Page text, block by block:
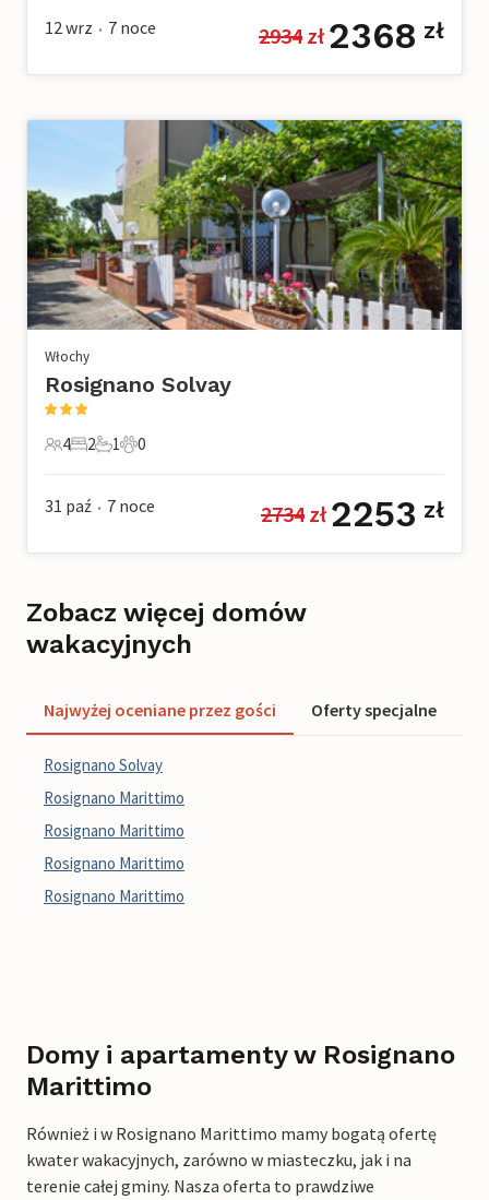
12 wrz • 7 noce 2934 zł 2368 zł
Włochy
Rosignano Solvay
4 Goście
4
2 Sypialnie
2
1 Łazienka
1
0 Zwierzęta domowe
0
31 paź • 7 noce 2734 zł 2253 zł
Zobacz więcej domów
wakacyjnych
Najwyżej oceniane przez gości Oferty specjalne
Rosignano Solvay
Rosignano Marittimo
Rosignano Marittimo
Rosignano Marittimo
Rosignano Marittimo
Domy i apartamenty w Rosignano
Marittimo
Również i w Rosignano Marittimo mamy bogatą ofertę
kwater wakacyjnych, zarówno w miasteczku, jak i na
terenie całej gminy. Nasza oferta to prawdziwe